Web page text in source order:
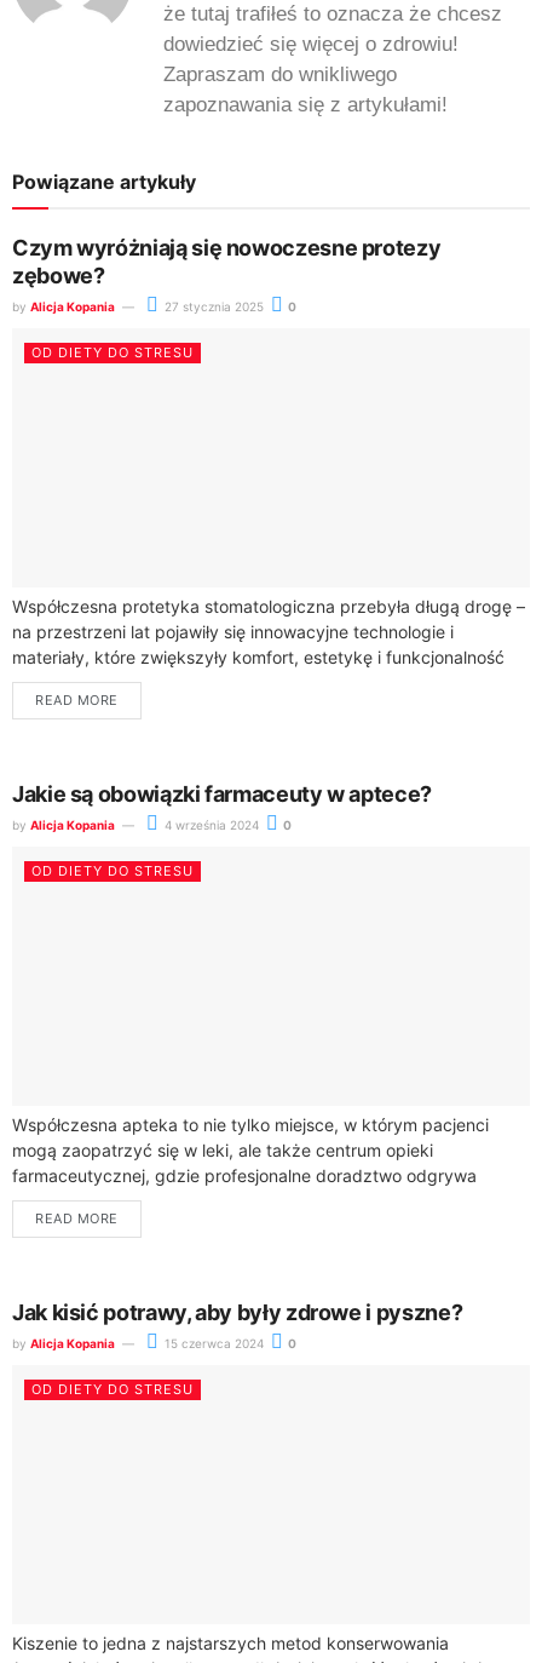
że tutaj trafiłeś to oznacza że chcesz
dowiedzieć się więcej o zdrowiu!
Zapraszam do wnikliwego
zapoznawania się z artykułami!
Powiązane artykuły
Czym wyróżniają się nowoczesne protezy
zębowe?
by Alicja Kopania 27 stycznia 2025 0
OD DIETY DO STRESU
Współczesna protetyka stomatologiczna przebyła długą drogę –
na przestrzeni lat pojawiły się innowacyjne technologie i
materiały, które zwiększyły komfort, estetykę i funkcjonalność
protez zębowych. Pacjenci mogą obecnie korzystać z
rozwiązań,...
READ MORE
Jakie są obowiązki farmaceuty w aptece?
by Alicja Kopania 4 września 2024 0
OD DIETY DO STRESU
Współczesna apteka to nie tylko miejsce, w którym pacjenci
mogą zaopatrzyć się w leki, ale także centrum opieki
farmaceutycznej, gdzie profesjonalne doradztwo odgrywa
kluczową rolę w procesie leczenia. Farmaceuci, będący...
READ MORE
Jak kisić potrawy, aby były zdrowe i pyszne?
by Alicja Kopania 15 czerwca 2024 0
OD DIETY DO STRESU
Kiszenie to jedna z najstarszych metod konserwowania